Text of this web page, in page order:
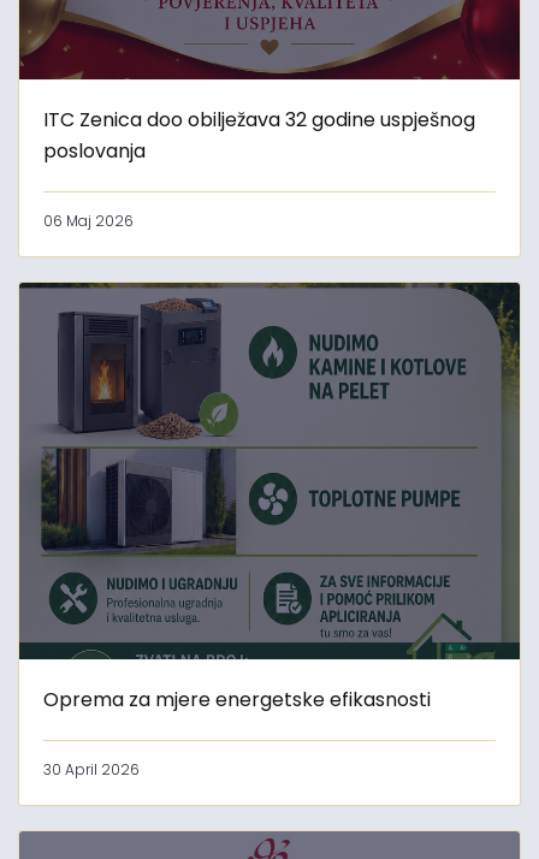
ITC Zenica doo obilježava 32 godine uspješnog
poslovanja
06 Maj 2026
Oprema za mjere energetske efikasnosti
30 April 2026